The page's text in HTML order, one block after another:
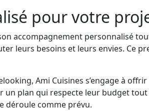
pour votre
son accompagnement personnalisé
leurs besoins et leurs envies.
Ami Cuisines s’engage à
un plan qui respecte leur budget
déroule comme prévu.